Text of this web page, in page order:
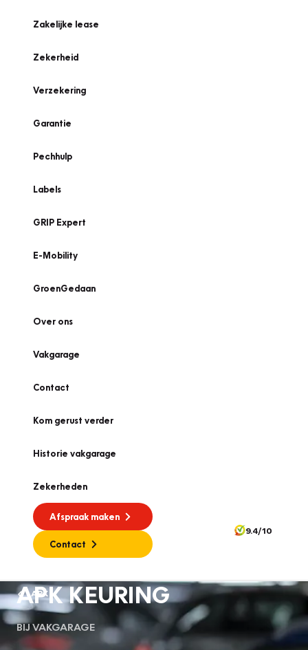
Zakelijke lease
Zekerheid
Verzekering
Garantie
Pechhulp
Labels
GRIP Expert
E-Mobility
GroenGedaan
Over ons
Vakgarage
Contact
Kom gerust verder
Historie vakgarage
Zekerheden
Afspraak maken
Contact
9.4/10
APK
APK KEURING
BIJ VAKGARAGE